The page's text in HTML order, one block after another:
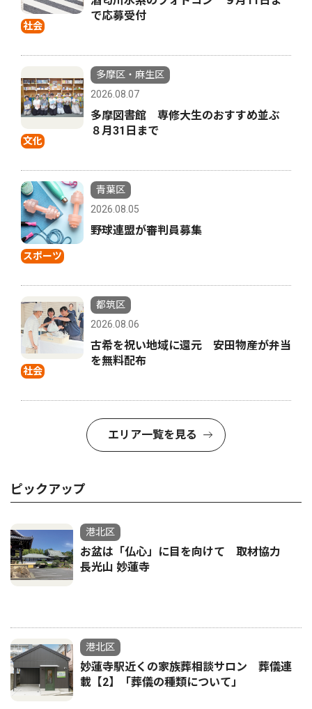
社会
で応募受付
文化
多摩区・麻生区
2026.08.07
多摩図書館 専修大生のおすすめ並ぶ
８月31日まで
スポーツ
青葉区
2026.08.05
野球連盟が審判員募集
社会
都筑区
2026.08.06
古希を祝い地域に還元 安田物産が弁当
を無料配布
エリア一覧を見る
ピックアップ
港北区
お盆は「仏心」に目を向けて 取材協力
長光山 妙蓮寺
港北区
妙蓮寺駅近くの家族葬相談サロン 葬儀連
載【2】「葬儀の種類について」